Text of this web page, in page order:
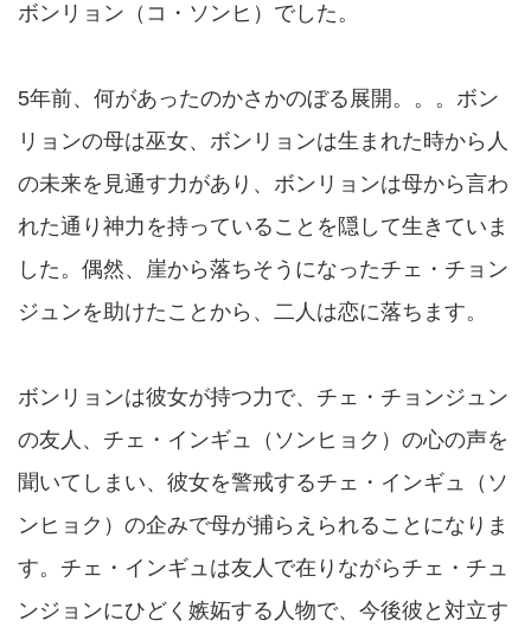
ボンリョン（コ・ソンヒ）でした。
5年前、何があったのかさかのぼる展開。。。ボン
リョンの母は巫女、ボンリョンは生まれた時から人
の未来を見通す力があり、ボンリョンは母から言わ
れた通り神力を持っていることを隠して生きていま
した。偶然、崖から落ちそうになったチェ・チョン
ジュンを助けたことから、二人は恋に落ちます。
ボンリョンは彼女が持つ力で、チェ・チョンジュン
の友人、チェ・インギュ（ソンヒョク）の心の声を
聞いてしまい、彼女を警戒するチェ・インギュ（ソ
ンヒョク）の企みで母が捕らえられることになりま
す。チェ・インギュは友人で在りながらチェ・チュ
ンジョンにひどく嫉妬する人物で、今後彼と対立す